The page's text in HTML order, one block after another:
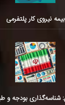
بیمه نیروی کار پلتفرمی